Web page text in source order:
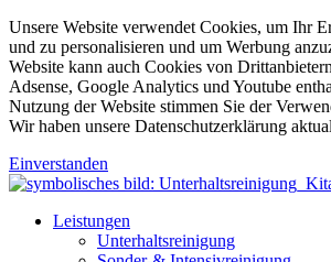
Unsere Website verwendet Cookies, um Ihr
und zu personalisieren und um Werbung
Website kann auch Cookies von
Adsense, Google Analytics und Youtube
Nutzung der Website stimmen Sie der
Wir haben unsere Datenschutzerklärung
Einverstanden
Leistungen
Unterhaltsreinigung